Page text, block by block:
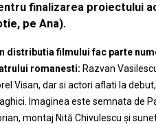
finalizarea proiectului
pe Ana).
distributia filmului fac parte
romanesti: Razvan
Visan, dar si actori aflati la
Imaginea este semnata de
montaj Nită Chivulescu și